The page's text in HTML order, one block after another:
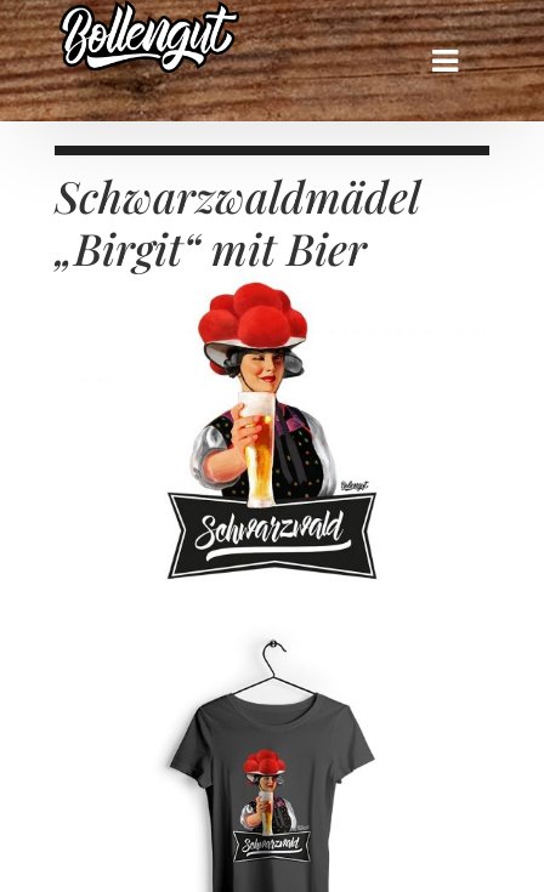
Schwarzwaldmädel
„Birgit“ mit Bier